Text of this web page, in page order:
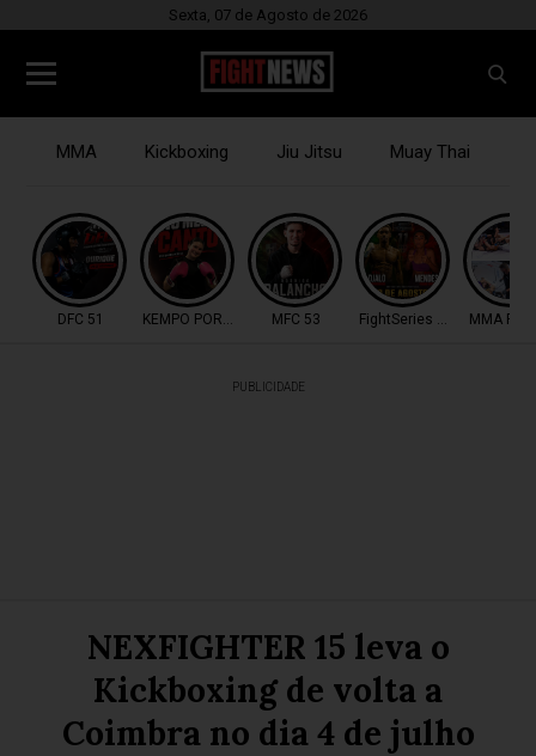
Sexta, 07 de Agosto de 2026
MMA Kickboxing Jiu Jitsu Muay Thai
DFC 51 KEMPO PORTUGAL MFC 53 FightSeries 11 MMA
PUBLICIDADE
NEXFIGHTER 15 leva o
Kickboxing de volta a
Coimbra no dia 4 de julho